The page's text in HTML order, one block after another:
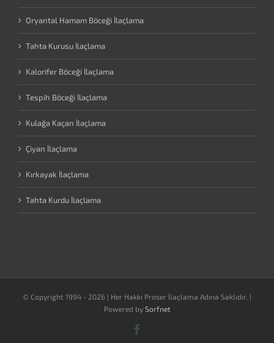
Oryantal Hamam Böceği İlaçlama
Tahta Kurusu İlaçlama
Kalorifer Böceği İlaçlama
Tespih Böceği İlaçlama
Kulağa Kaçan İlaçlama
Çiyan İlaçlama
Kırkayak İlaçlama
Tahta Kurdu İlaçlama
© Copyright 1994 - 2026 | Her Hakkı Proser İlaçlama Adına Saklıdır. |
Powered by Sorfnet